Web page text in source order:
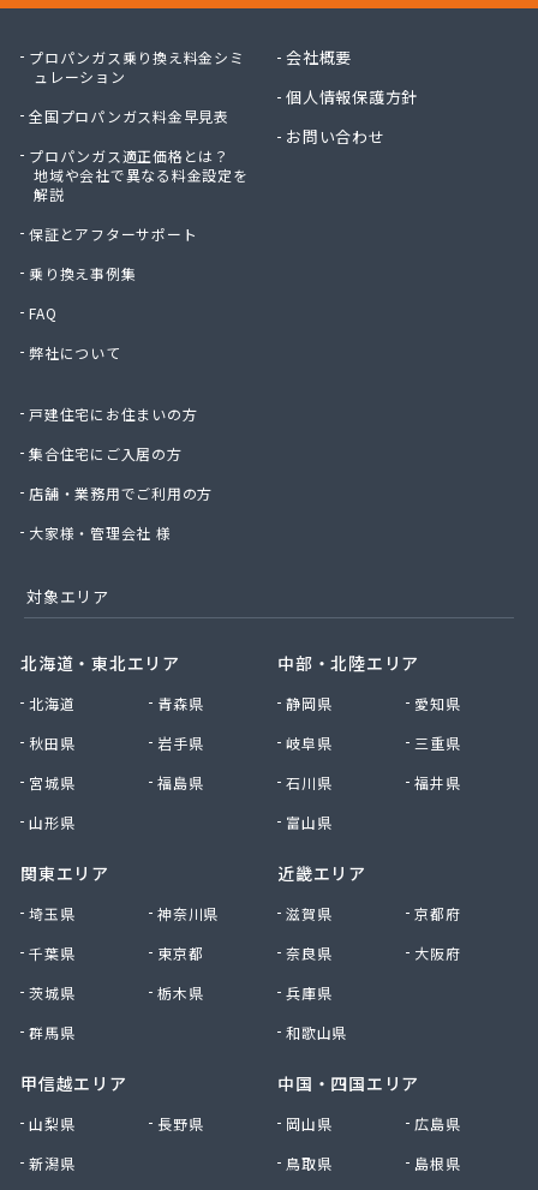
株式会社リピックス
株式会社リピックス 春日井センター
株式会社一プロ
株式会社稲藤商店
株式会社稲葉エネクス
株式会社宇佐美プロパン
株式会社下林
株式会社桑原商事
株式会社元久商店
株式会社古田商店
株式会社三好ガス
株式会社山源服部商会
株式会社山新プロパン部
株式会社山田幸一商店
株式会社小林本店
株式会社小林本店稲沢店
株式会社松村プロパン部
株式会社新東
株式会社森上製油所
株式会社杉浦林産給油所
株式会社清川商店
株式会社青木サービス
株式会社石川鉄沖商店
株式会社石泰商会
株式会社鷹羽商店
株式会社中部燃料
株式会社土川油店 L.P.G充填所
プロパンガス乗り換え料金シミ
ュレーション
全国プロパンガス料金早見表
プロパンガス適正価格とは？
地域や会社で異なる料金設定を
解説
保証とアフターサポート
乗り換え事例集
FAQ
弊社について
戸建住宅にお住まいの方
集合住宅にご入居の方
店舗・業務用でご利用の方
大家様・管理会社 様
会社概要
個人情報保護方針
お問い合わせ
対象エリア
北海道・東北エリア
北海道
青森県
秋田県
岩手県
宮城県
福島県
山形県
関東エリア
埼玉県
神奈川県
千葉県
東京都
茨城県
栃木県
群馬県
甲信越エリア
山梨県
長野県
新潟県
中部・北陸エリア
静岡県
愛知県
岐阜県
三重県
石川県
福井県
富山県
近畿エリア
滋賀県
京都府
奈良県
大阪府
兵庫県
和歌山県
中国・四国エリア
岡山県
広島県
鳥取県
島根県